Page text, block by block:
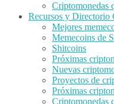
Criptomonedas
Recursos y Directorio
Mejores
Memecoins de
Shitcoins
Próximas
Nuevas
Proyectos de
Próximas
Criptomonedas